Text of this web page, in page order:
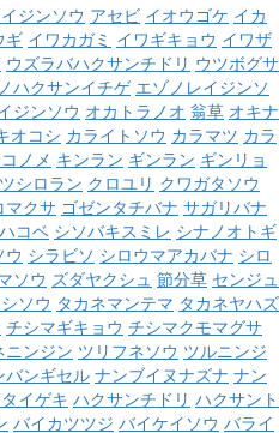
ジンソウ アセビ イオウゴケ イカ
ギ イワカガミ イワギキョウ イワザ
ウズラバハクサンチドリ ウツボグサ
ハクサンイチゲ エゾノレイジンソ
ジンソウ オカトラノオ 翁草 オキナ
オコシ カライトソウ カラマツ カラ
ノメ キンラン ギンラン ギンリョ
シロラン クロユリ クワガタソウ
マクサ ゴゼンタチバナ サガリバナ
コベ シソバキスミレ シナノオトギ
ウ シラビソ シロウマアカバナ シロ
ソウ ズダヤクシュ 節分草 センジュ
ソウ タカネマンテマ タカネヤハズ
チシマギキョウ チシマクモマグサ
ニンジン ツリフネソウ ツルニンジ
バンギセル ナンブイヌナズナ ナン
イゲキ ハクサンチドリ ハクサント
バイカツツジ バイケイソウ バライ